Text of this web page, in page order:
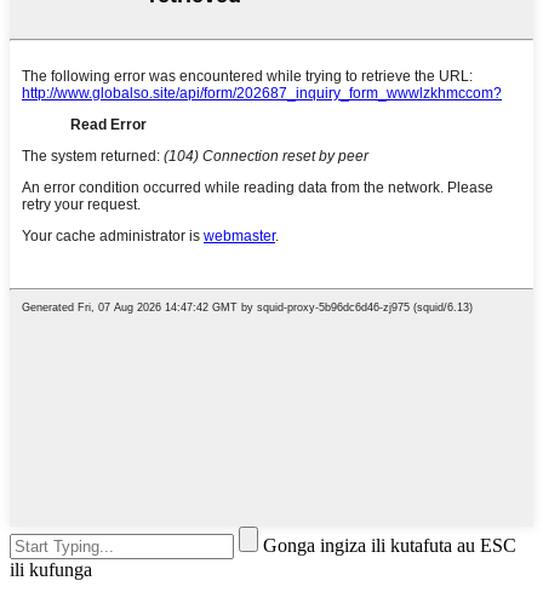
Gonga ingiza ili kutafuta au ESC
ili kufunga